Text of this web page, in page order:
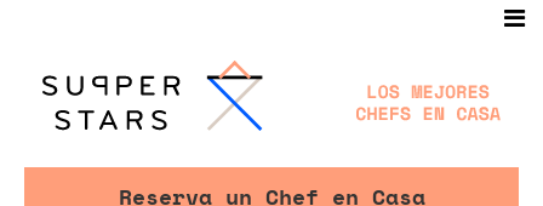
Reserva un Chef en Casa